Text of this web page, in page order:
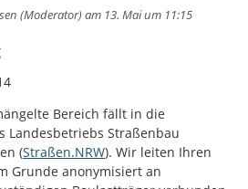
(Moderator)am 13. Mai um 11:15
Bereich fällt in die
Landesbetriebs Straßenbau
(http://
Straßen.NRW). Wir leiten Ihren
Grunde anonymisiert an